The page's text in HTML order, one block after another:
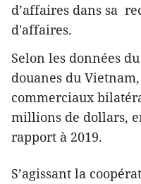
d’affaires dans sa
d'affaires.
Selon les données
douanes du
commerciaux
millions de dollars,
rapport à 2019.
S’agissant la